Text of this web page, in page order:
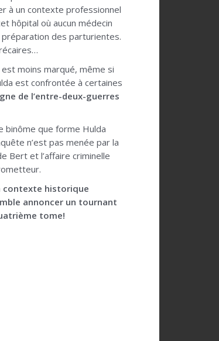
à un contexte professionnel
hôpital où aucun médecin
préparation des parturientes.
moins marqué, même si
est confrontée à certaines
de l’entre-deux-guerres
binôme que forme Hulda
n’est pas menée par la
Bert et l’affaire criminelle
contexte historique
annoncer un tournant
tome!